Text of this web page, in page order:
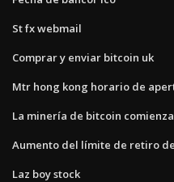
St fx webmail
Comprar y enviar bitcoin uk
Mtr hong kong horario de
La minería de bitcoin comienza
Aumento del límite de retiro
Laz boy stock